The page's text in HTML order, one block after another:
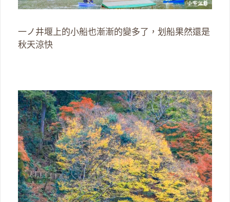
一ノ井堰上的小船也漸漸的變多了，划船果然還是
秋天涼快